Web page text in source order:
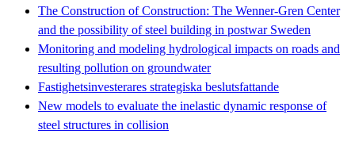
The Construction of Construction: The Wenner-Gren Center
and the possibility of steel building in postwar Sweden
Monitoring and modeling hydrological impacts on roads and
resulting pollution on groundwater
Fastighetsinvesterares strategiska beslutsfattande
New models to evaluate the inelastic dynamic response of
steel structures in collision